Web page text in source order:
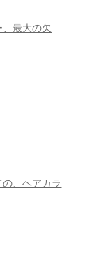
、最大の欠
の、ヘアカラ